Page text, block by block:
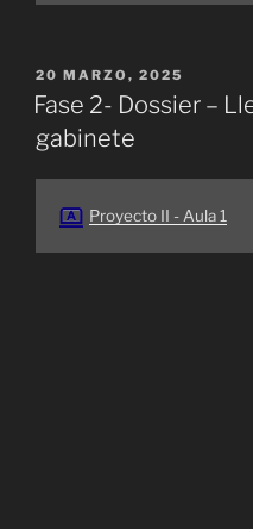
PUBLICADO
EL
20 MARZO, 2025
Fase 2- Dossier –
gabinete
Proyecto II - Aula 1